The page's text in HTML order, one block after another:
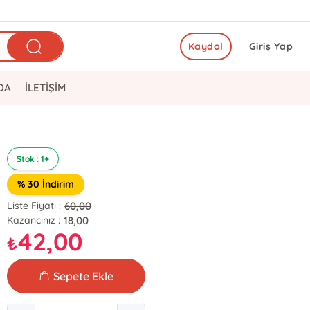
Giriş Yap
Kaydol
İLETİŞİM
Stok : 1+
% 30 İndirim
Liste Fiyatı : 60,00
Kazancınız : 18,00
₺42,00
Sepete Ekle